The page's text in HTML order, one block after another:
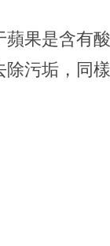
果是含有
污垢，同